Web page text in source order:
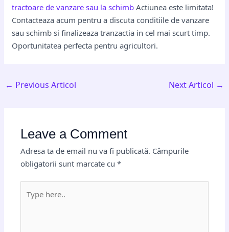
tractoare de vanzare sau la schimb Actiunea este limitata!
Contacteaza acum pentru a discuta conditiile de vanzare
sau schimb si finalizeaza tranzactia in cel mai scurt timp.
Oportunitatea perfecta pentru agricultori.
← Previous Articol Next Articol →
Leave a Comment
Adresa ta de email nu va fi publicată. Câmpurile
obligatorii sunt marcate cu*
here..